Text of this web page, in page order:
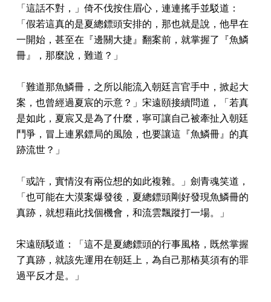
「這話不對，」倚不伐按住眉心，連連搖手並駁道：
「假若這真的是夏總鏢頭安排的，那也就是說，他早在
一開始，甚至在『邊關大捷』翻案前，就掌握了『魚鱗
冊』，那麼說，難道？」
「難道那魚鱗冊，之所以能流入朝廷言官手中，掀起大
案，也曾經過夏宸的示意？」宋遠頤接續問道，「若真
是如此，夏宸又是為了什麼，寧可讓自己被牽扯入朝廷
鬥爭，冒上連累鏢局的風險，也要讓這『魚鱗冊』的真
跡流世？」
「或許，實情沒有兩位想的如此複雜。」劍青魂笑道，
「也可能在大漠案爆發後，夏總鏢頭剛好發現魚鱗冊的
真跡，就想藉此找個機會，和流雲飄蹤打一場。」
宋遠頤駁道：「這不是夏總鏢頭的行事風格，既然掌握
了真跡，就該先運用在朝廷上，為自己那樁莫須有的罪
過平反才是。」